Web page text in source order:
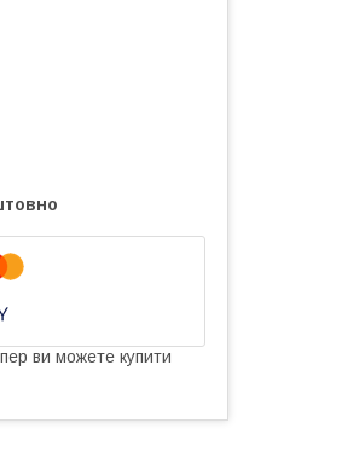
ви можете купити